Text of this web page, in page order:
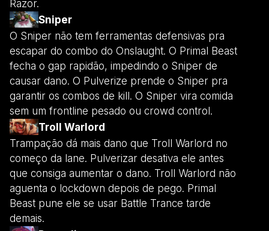
Razor.
Sniper
O Sniper não tem ferramentas defensivas pra
escapar do combo do Onslaught. O Primal Beast
fecha o gap rapidão, impedindo o Sniper de
causar dano. O Pulverize prende o Sniper pra
garantir os combos de kill. O Sniper vira comida
sem um frontline pesado ou crowd control.
Troll Warlord
Trampação dá mais dano que Troll Warlord no
começo da lane. Pulverizar desativa ele antes
que consiga aumentar o dano. Troll Warlord não
aguenta o lockdown depois de pego. Primal
Beast pune ele se usar Battle Trance tarde
demais.